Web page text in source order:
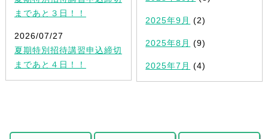
まであと３日！！
2026/07/27
夏期特別招待講習申込締切
まであと４日！！
2025年9月 (2)
2025年8月 (9)
2025年7月 (4)